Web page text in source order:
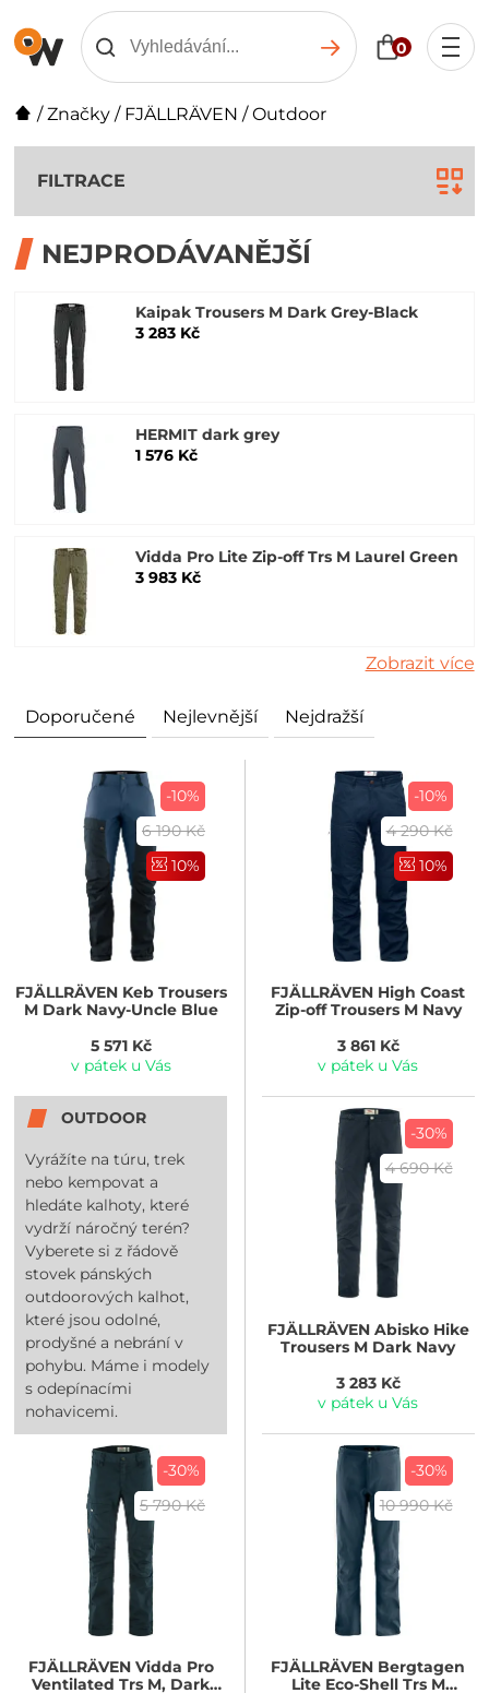
0
/Značky / FJÄLLRÄVEN /Outdoor
FILTRACE
NEJPRODÁVANĚJŠÍ
Kaipak Trousers M Dark Grey-Black
3 283 Kč
HERMIT dark grey
1 576 Kč
Vidda Pro Lite Zip-off Trs M Laurel Green
3 983 Kč
Zobrazit více
Doporučené Nejlevnější Nejdražší
-10%
6 190 Kč
10%
FJÄLLRÄVENKeb Trousers
M Dark Navy-Uncle Blue
5 571 Kč
v pátek u Vás
-10%
4 290 Kč
10%
FJÄLLRÄVEN High Coast
Zip-off Trousers M Navy
3 861 Kč
v pátek u Vás
OUTDOOR
Vyrážíte na túru, trek
nebo kempovat a
hledáte kalhoty, které
vydrží náročný terén?
Vyberete si z řádově
stovek pánských
outdoorových kalhot,
které jsou odolné,
prodyšné a nebrání v
pohybu. Máme i modely
s odepínacími
nohavicemi.
-30%
4 690 Kč
FJÄLLRÄVENAbisko Hike
Trousers M Dark Navy
3 283 Kč
v pátek u Vás
-30%
5 790 Kč
FJÄLLRÄVENVidda Pro
Ventilated Trs M, Dark
-30%
10 990 Kč
FJÄLLRÄVEN Bergtagen
Lite Eco-Shell Trs M